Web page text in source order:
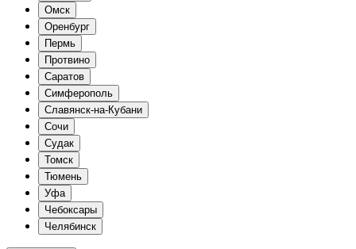
Омск
Оренбург
Пермь
Протвино
Саратов
Симферополь
Славянск-на-Кубани
Сочи
Судак
Томск
Тюмень
Уфа
Чебоксары
Челябинск